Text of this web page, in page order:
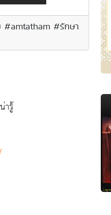
#amtatham #รักษา
ารู้